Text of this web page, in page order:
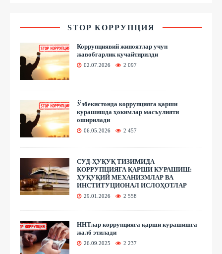
STOP КОРРУПЦИЯ
Коррупциявий жиноятлар учун
жавобгарлик кучайтирилди
02.07.2026 2 097
Ўзбекистонда коррупцияга қарши
курашишда ҳокимлар масъулияти
оширилади
06.05.2026 2 457
СУД-ҲУҚУҚ ТИЗИМИДА
КОРРУПЦИЯГА ҚАРШИ КУРАШИШ:
ҲУҚУҚИЙ МЕХАНИЗМЛАР ВА
ИНСТИТУЦИОНАЛ ИСЛОҲОТЛАР
29.01.2026 2 558
ННТлар коррупцияга қарши курашишга
жалб этилади
26.09.2025 2 237